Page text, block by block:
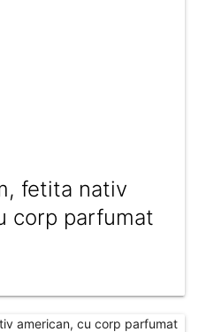
fetita nativ
corp parfumat